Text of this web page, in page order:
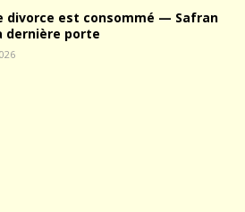
divorce est consommé — Safran
dernière porte